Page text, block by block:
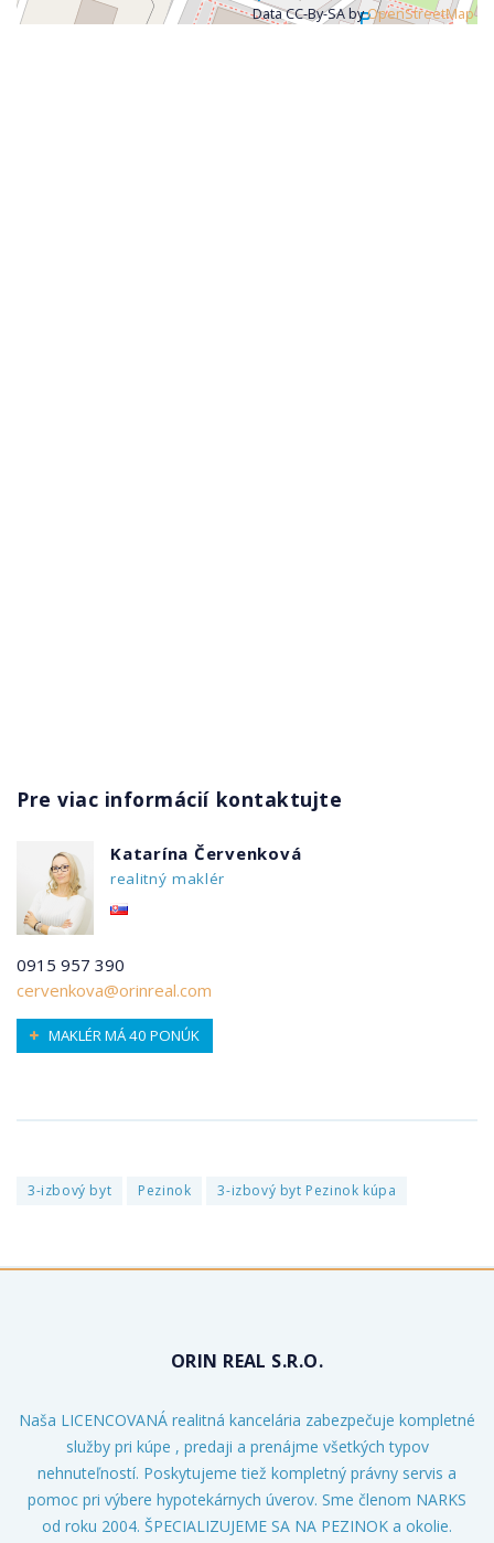
Data CC-By-SA byOpenStreetMap
Pre viac informácií kontaktujte
Katarína Červenková
realitný maklér
0915 957 390
cervenkova@orinreal.com
MAKLÉR MÁ 40 PONÚK
3-izbový byt Pezinok 3-izbový byt Pezinok kúpa
ORIN REAL S.R.O.
Naša LICENCOVANÁ realitná kancelária zabezpečuje kompletné
služby pri kúpe , predaji a prenájme všetkých typov
nehnuteľností. Poskytujeme tiež kompletný právny servis a
pomoc pri výbere hypotekárnych úverov. Sme členom NARKS
od roku 2004. ŠPECIALIZUJEME SA NA PEZINOK a okolie.